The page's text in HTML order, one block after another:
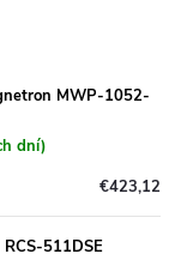
MWP-1052-
dní)
€423,12
511DSE